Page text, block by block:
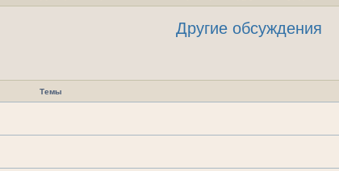
Другие обсуждения
Темы